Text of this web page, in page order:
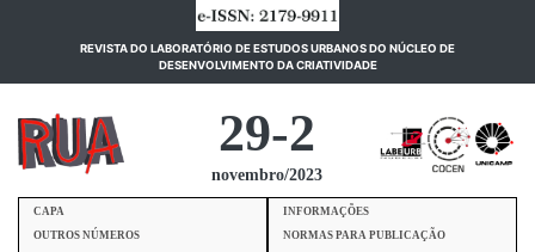
REVISTA DO LABORATÓRIO DE ESTUDOS URBANOS DO NÚCLEO DE
DESENVOLVIMENTO DA CRIATIVIDADE(current)
29-2
novembro/2023
CAPA
INFORMAÇÕES
OUTROS NÚMEROS
NORMAS PARA PUBLICAÇÃO